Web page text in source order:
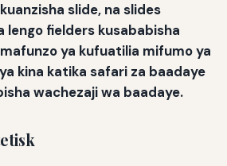
slide, na slides
lengo fielders kusababisha
ya kufuatilia mifumo ya
kina katika safari za baadaye
wachezaji wa baadaye.